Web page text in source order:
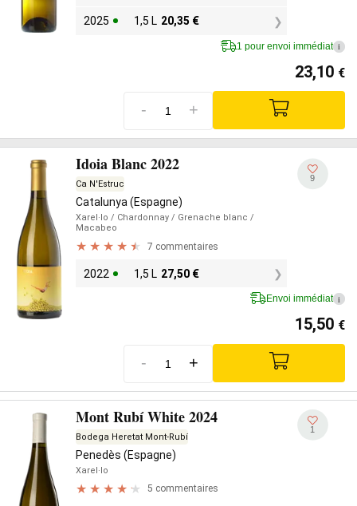
2025 1,5 L 20,35 €
1 pour envoi immédiat i
23,10 €
- +
Idoia Blanc 2022
Ca N'Estruc
Catalunya (Espagne)
Xarel·lo / Chardonnay / Grenache blanc /
Macabeo
7 commentaires
2022 1,5 L 27,50 €
9
Envoi immédiat i
15,50 €
- +
Mont Rubí White 2024
Bodega Heretat Mont-Rubí
Penedès (Espagne)
Xarel·lo
5 commentaires
1